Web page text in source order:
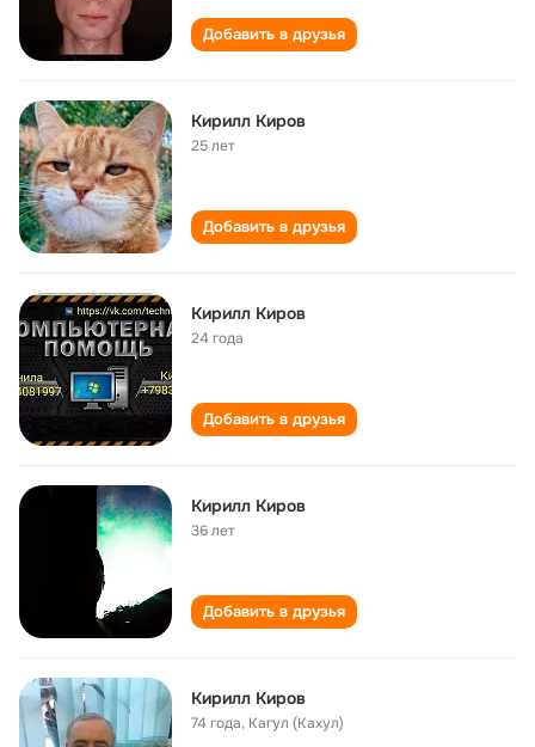
Добавить в друзья
Кирилл Киров
25 лет
Добавить в друзья
Кирилл Киров
24 года
Добавить в друзья
Кирилл Киров
36 лет
Добавить в друзья
Кирилл Киров
74 года, Кагул (Кахул)